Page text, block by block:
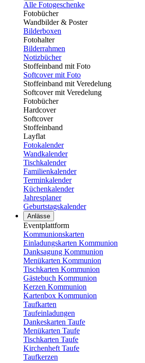
Alle Fotogeschenke
Fotobücher
Wandbilder & Poster
Bilderboxen
Fotohalter
Bilderrahmen
Notizbücher
Stoffeinband mit Foto
Softcover mit Foto
Stoffeinband mit Veredelung
Softcover mit Veredelung
Fotobücher
Hardcover
Softcover
Stoffeinband
Layflat
Fotokalender
Wandkalender
Tischkalender
Familienkalender
Terminkalender
Küchenkalender
Jahresplaner
Geburtstagskalender
Anlässe
Eventplattform
Kommunionskarten
Einladungskarten Kommunion
Danksagung Kommunion
Menükarten Kommunion
Tischkarten Kommunion
Gästebuch Kommunion
Kerzen Kommunion
Kartenbox Kommunion
Taufkarten
Taufeinladungen
Dankeskarten Taufe
Menükarten Taufe
Tischkarten Taufe
Kirchenheft Taufe
Taufkerzen